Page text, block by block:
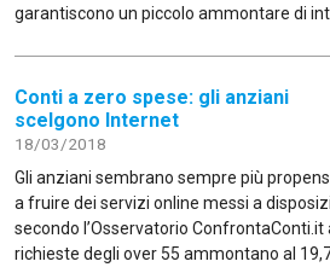
garantiscono un piccolo ammontare di
Conti a zero spese: gli anziani
scelgono Internet
18/03/2018
Gli anziani sembrano sempre più
a fruire dei servizi online messi a
secondo l’Osservatorio
richieste degli over 55 ammontano al